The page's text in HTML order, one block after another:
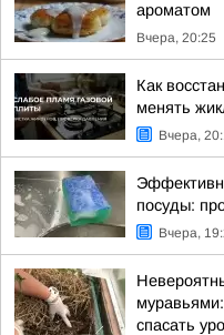
ароматом
Вчера, 20:25
Как
менять
Вчера,
посуды:
Вчера,
спасать